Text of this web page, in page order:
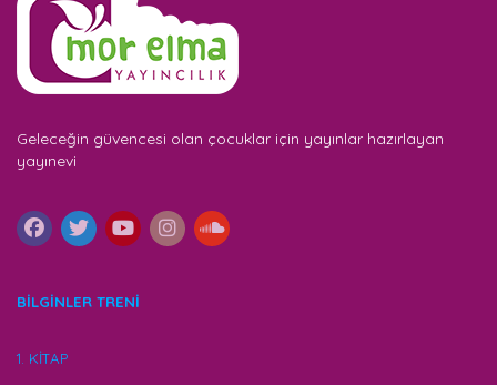
Geleceğin güvencesi olan çocuklar için yayınlar hazırlayan
yayınevi
BİLGİNLER TRENİ
1. KİTAP